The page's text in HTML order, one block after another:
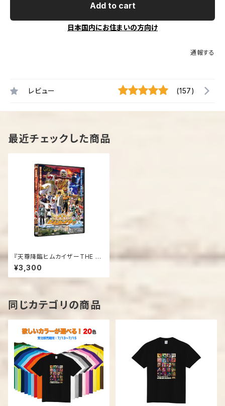
Add to cart
日本国内にお住まいの方向け
通報する
レビュー (157)
最近チェックした商品
『天尊降臨ヒムカイザーTHE M
OVIE それぞれの絆』DVD
¥3,300
同じカテゴリの商品